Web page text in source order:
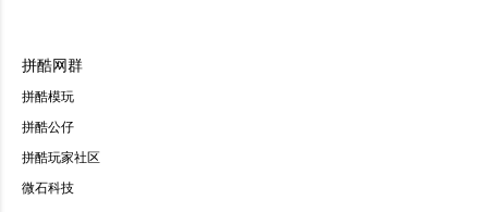
拼酷网群
拼酷模玩
拼酷公仔
拼酷玩家社区
微石科技